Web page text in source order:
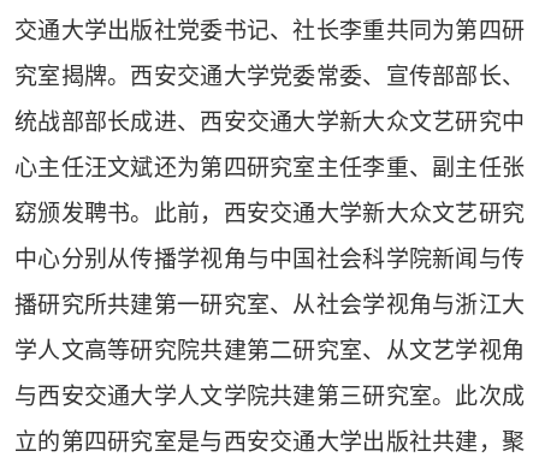
交通大学出版社党委书记、社长李重共同为第四研
究室揭牌。西安交通大学党委常委、宣传部部长、
统战部部长成进、西安交通大学新大众文艺研究中
心主任汪文斌还为第四研究室主任李重、副主任张
窈颁发聘书。此前，西安交通大学新大众文艺研究
中心分别从传播学视角与中国社会科学院新闻与传
播研究所共建第一研究室、从社会学视角与浙江大
学人文高等研究院共建第二研究室、从文艺学视角
与西安交通大学人文学院共建第三研究室。此次成
立的第四研究室是与西安交通大学出版社共建，聚